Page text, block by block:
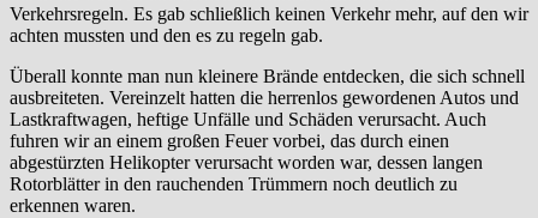
Verkehrsregeln. Es gab schließlich keinen Verkehr mehr, auf den wir
achten mussten und den es zu regeln gab.
Überall konnte man nun kleinere Brände entdecken, die sich schnell
ausbreiteten. Vereinzelt hatten die herrenlos gewordenen Autos und
Lastkraftwagen, heftige Unfälle und Schäden verursacht. Auch
fuhren wir an einem großen Feuer vorbei, das durch einen
abgestürzten Helikopter verursacht worden war, dessen langen
Rotorblätter in den rauchenden Trümmern noch deutlich zu
erkennen waren.